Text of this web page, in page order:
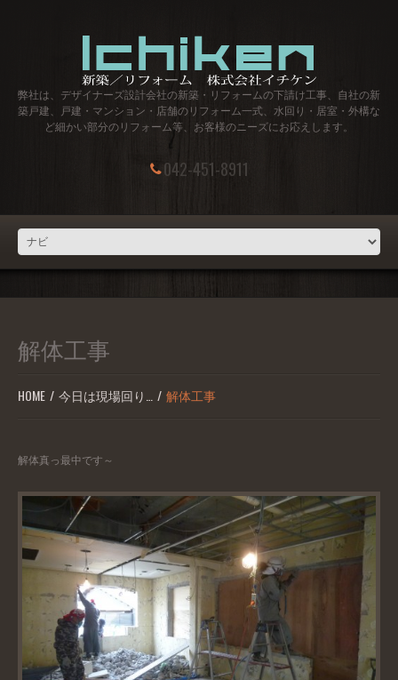
弊社は、デザイナーズ設計会社の新築・リフォームの下請け工事、自社の新
築戸建、戸建・マンション・店舗のリフォーム一式、水回り・居室・外構な
ど細かい部分のリフォーム等、お客様のニーズにお応えします。
042-451-8911
解体工事
HOME 今日は現場回り… 解体工事
解体真っ最中です～